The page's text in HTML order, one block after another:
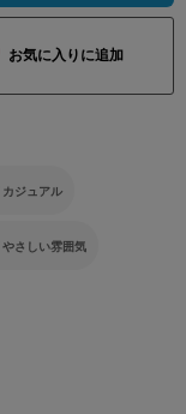
お気に入りに追加
カジュアル
やさしい雰囲気